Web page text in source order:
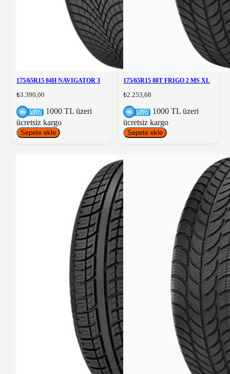
175/65R15 84H NAVIGATOR 3
₺3.390,00
1000 TL üzeri
ücretsiz kargo
Sepete ekle
175/65R15 88T FRIGO 2 MS XL
₺2.253,68
1000 TL üzeri
ücretsiz kargo
Sepete ekle